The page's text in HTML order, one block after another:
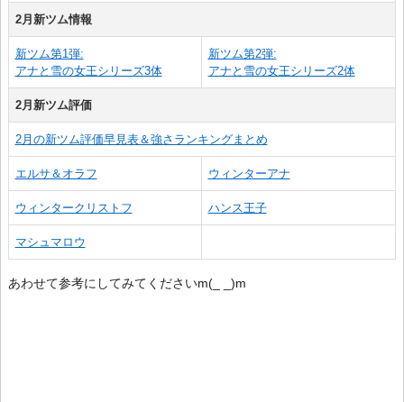
2月新ツム情報
新ツム第1弾:
アナと雪の女王シリーズ3体
新ツム第2弾:
アナと雪の女王シリーズ2体
2月新ツム評価
2月の新ツム評価早見表＆強さランキングまとめ
エルサ＆オラフ ウィンターアナ
ウィンタークリストフ ハンス王子
マシュマロウ
あわせて参考にしてみてくださいm(_ _)m